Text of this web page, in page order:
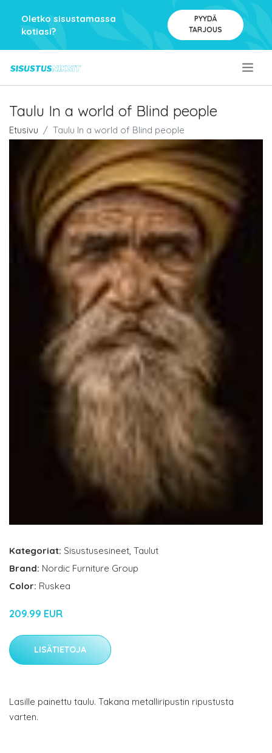
Oletko sisustamassa
kotiasi?
PYYDÄ
TARJOUS
Taulu In a world of Blind people
Etusivu Taulu In a world of Blind people
Kategoriat: Sisustusesineet, Taulut
Brand: Nordic Furniture Group
Color: Ruskea
209.99 EUR
LISÄTIETOJA
Lasille painettu taulu. Takana metalliripustin ripustusta
varten.